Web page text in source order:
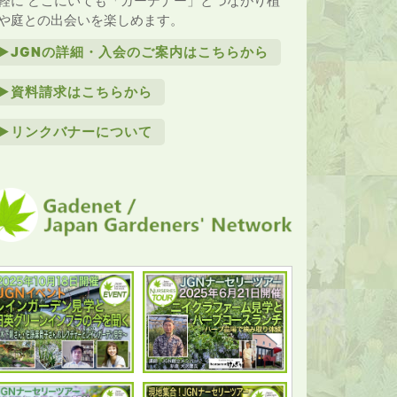
庭との出会いを楽しめます。
の詳細・入会のご案内はこちらから
資料請求はこちらから
リンクバナーについて